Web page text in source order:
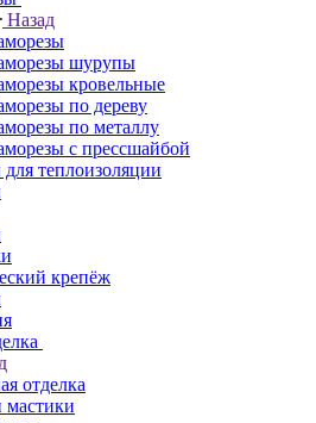
Назад
шурупы
кровельные
по дереву
по металлу
с прессшайбой
теплоизоляции
крепёж
отделка
мастики